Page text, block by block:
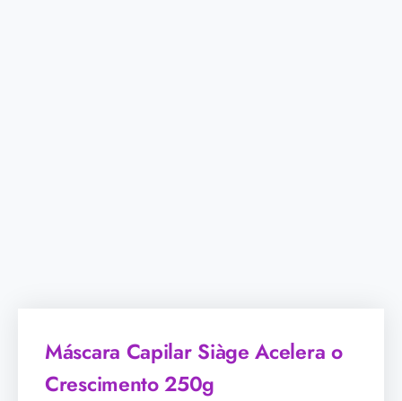
Máscara Capilar Siàge Acelera o
Crescimento 250g